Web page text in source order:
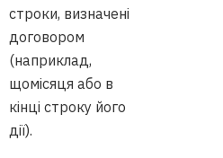
строки, визначені
договором
(наприклад,
щомісяця або в
кінці строку його
дії).